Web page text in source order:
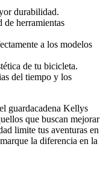
durabilidad.
de herramientas
a los modelos
de tu bicicleta.
del tiempo y los
guardacadena Kellys
que buscan mejorar
limite tus aventuras en
la diferencia en la